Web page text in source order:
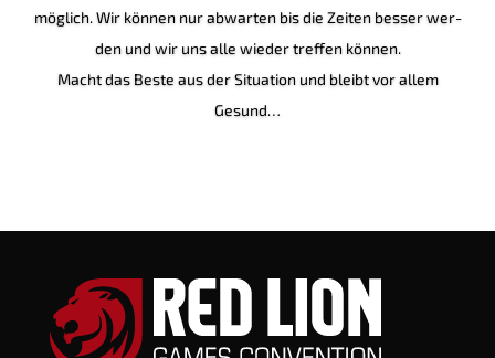
mög­lich. Wir kön­nen nur abwar­ten bis die Zei­ten bes­ser wer­
den und wir uns alle wie­der tref­fen können.
Macht das Bes­te aus der Situa­ti­on und bleibt vor allem
Gesund…